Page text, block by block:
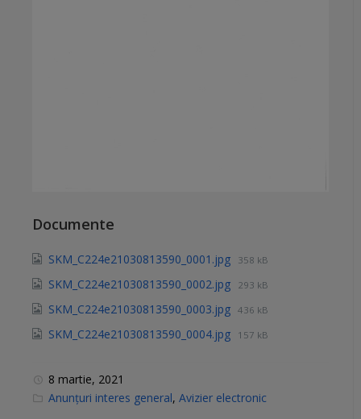
Documente
SKM_C224e21030813590_0001.jpg 358 kB
SKM_C224e21030813590_0002.jpg 293 kB
SKM_C224e21030813590_0003.jpg 436 kB
SKM_C224e21030813590_0004.jpg 157 kB
8 martie, 2021
C
Anunțuri interes general, Avizier electronic